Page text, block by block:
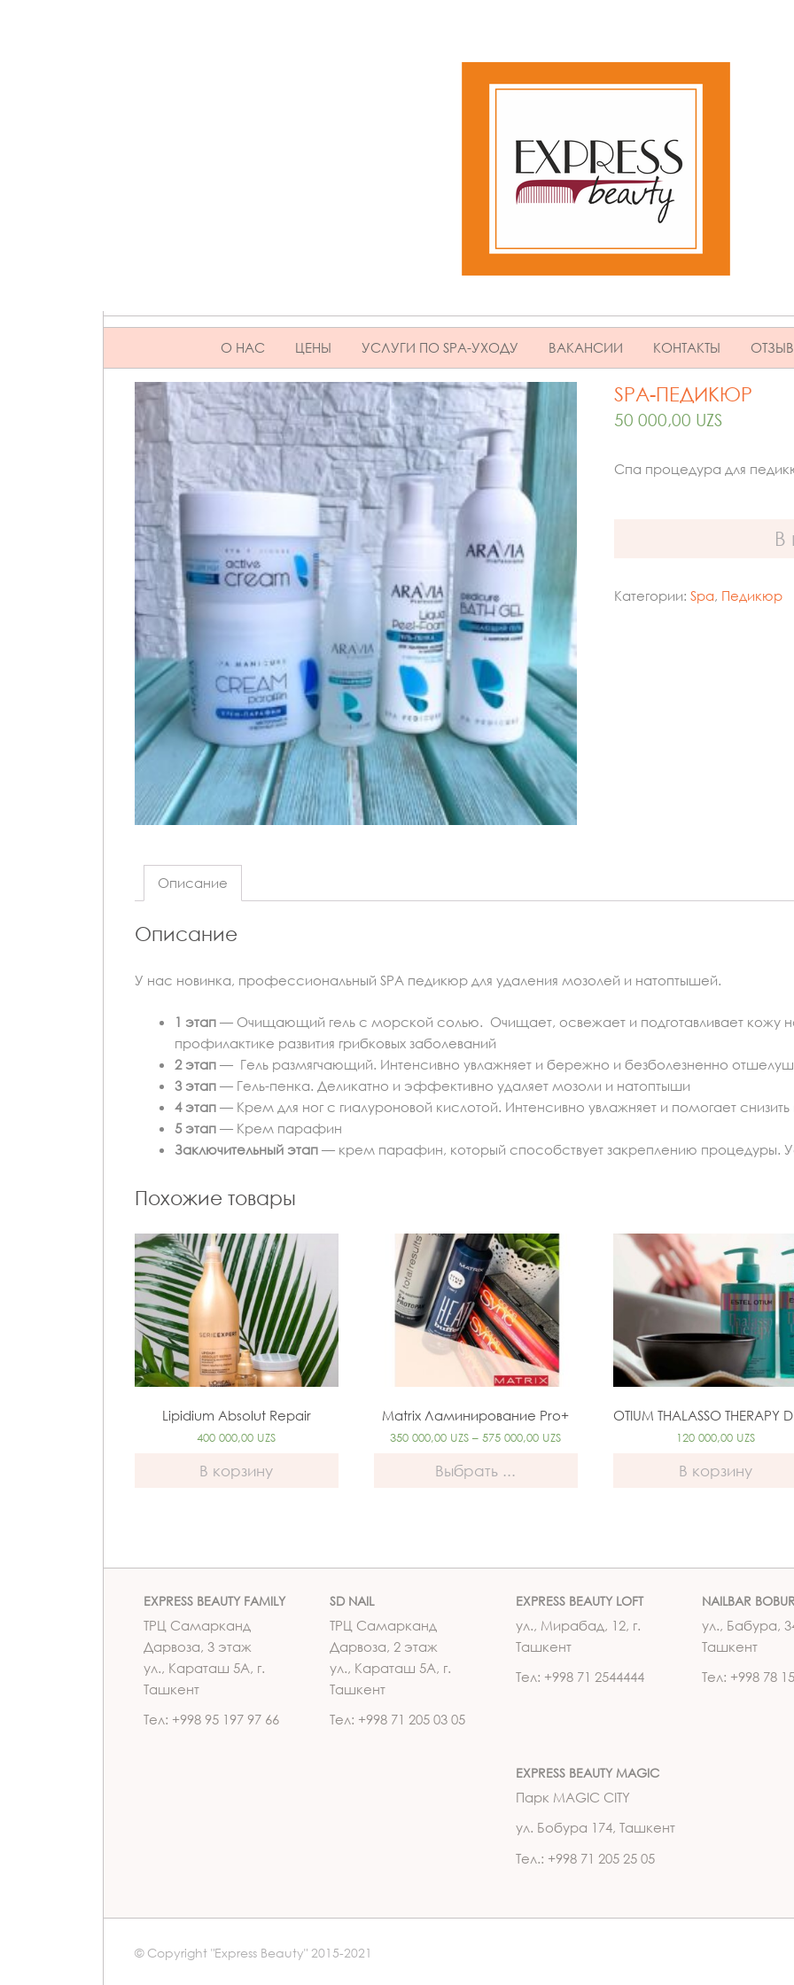
SKIP TO CONTENT
О НАС ЦЕНЫ УСЛУГИ ПО SPA-УХОДУ ВАКАНСИИ КОНТАКТЫ
SPA-ПЕДИКЮР
50 000,00 UZS
Спа процедура для
В
Категории: Spa, Педикюр
Описание
Описание
У нас новинка, профессиональный SPA педикюр для удаления мозолей и натоптышей.
1 этап— Очищающий гель с морской солью. Очищает, освежает и подготавливает кожу
профилактике развития грибковых заболеваний
2 этап — Гель размягчающий. Интенсивно увлажняет и бережно и безболезненно
3 этап — Гель-пенка. Деликатно и эффективно удаляет мозоли и натоптыши
4 этап— Крем для ног с гиалуроновой кислотой. Интенсивно увлажняет и помогает
5 этап— Крем парафин
Заключительный этап— крем парафин, который способствует закреплению процедуры.
Похожие товары
Lipidium Absolut Repair
400 000,00 UZS
В корзину
Matrix Ламинирование Pro+
350 000,00 UZS –575 000,00 UZS
Выбрать ...
120 000,00 UZS
В корзину
EXPRESS BEAUTY FAMILY
ТРЦ Самарканд
Дарвоза, 3 этаж
ул., Караташ 5А, г.
Ташкент
Тел: +998 95 197 97 66
SD NAIL
ТРЦ Самарканд
Дарвоза, 2 этаж
ул., Караташ 5А, г.
Ташкент
Тел: +998 71 205 03 05
EXPRESS BEAUTY LOFT
ул., Мирабад, 12, г.
Ташкент
Тел: +998 71 2544444
NAILBAR BOBUR
ул., Бабура,
Ташкент
Тел: +998 78
EXPRESS BEAUTY MAGIC
Парк MAGIC CITY
ул. Бобура 174, Ташкент
Тел.: +998 71 205 25 05
© Copyright "Express Beauty" 2015-2021